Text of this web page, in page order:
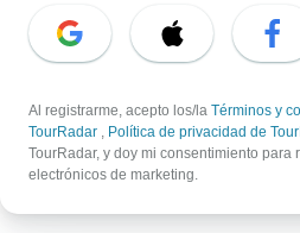
Tren / Ferrocarril
Familia
Private
Al registrarme, acepto los/la Términos y
TourRadar , Política de privacidad de
TourRadar, y doy mi consentimiento para
electrónicos de marketing.